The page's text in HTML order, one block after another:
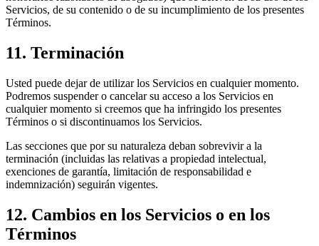
Servicios, de su contenido o de su incumplimiento de los presentes
Términos.
11. Terminación
Usted puede dejar de utilizar los Servicios en cualquier momento.
Podremos suspender o cancelar su acceso a los Servicios en
cualquier momento si creemos que ha infringido los presentes
Términos o si discontinuamos los Servicios.
Las secciones que por su naturaleza deban sobrevivir a la
terminación (incluidas las relativas a propiedad intelectual,
exenciones de garantía, limitación de responsabilidad e
indemnización) seguirán vigentes.
12. Cambios en los Servicios o en los
Términos